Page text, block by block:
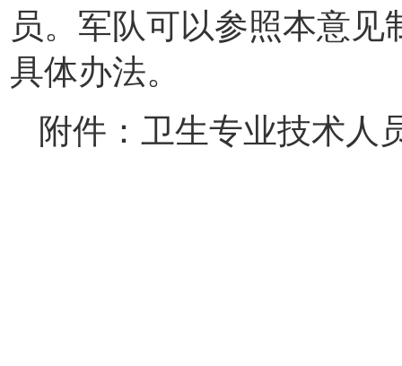
员。军队可以参照本意
具体办法。
附件：卫生专业技术人